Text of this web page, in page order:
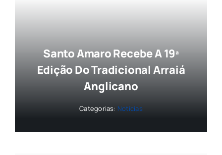
Santo Amaro Recebe A 19ª
Edição Do Tradicional Arraiá
Anglicano
Categorias: Notícias